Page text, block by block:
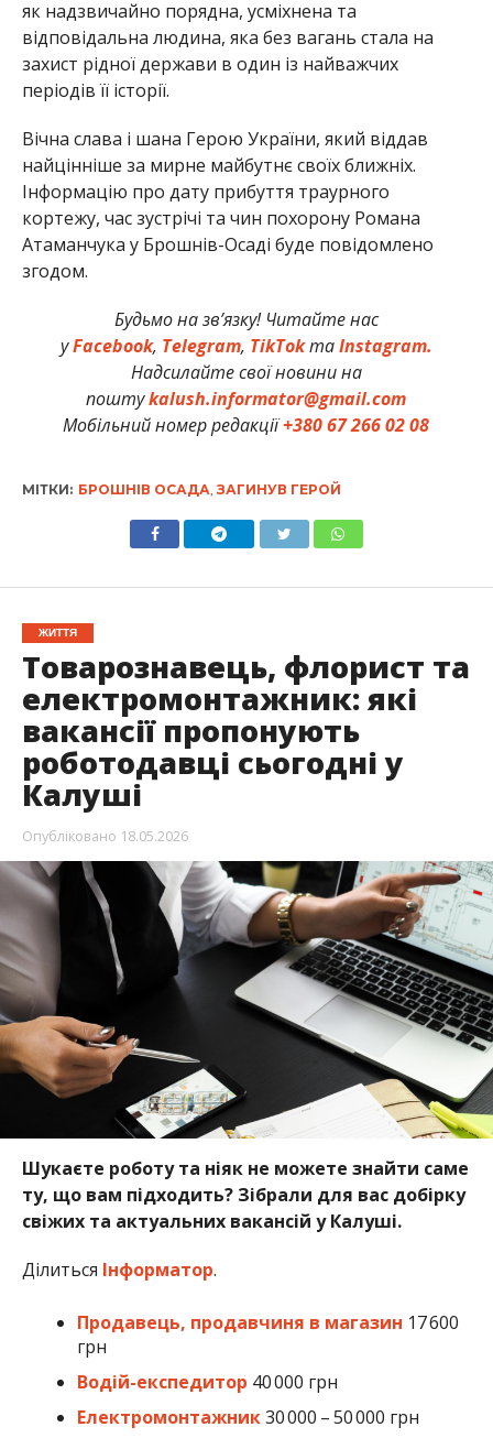
як надзвичайно порядна, усміхнена та
відповідальна людина, яка без вагань стала на
захист рідної держави в один із найважчих
періодів її історії.
Вічна слава і шана Герою України, який віддав
найцінніше за мирне майбутнє своїх ближніх.
Інформацію про дату прибуття траурного
кортежу, час зустрічі та чин похорону Романа
Атаманчука у Брошнів-Осаді буде повідомлено
згодом.
Будьмо на зв’язку! Читайте нас
уFacebook, Telegram, TikTokтаInstagram.
Надсилайте свої новини на
поштуkalush.informator@gmail.com
Мобільний номер редакції+380 67 266 02 08
МІТКИ: БРОШНІВ ОСАДА ЗАГИНУВ ГЕРОЙ
ЖИТТЯ
Товарознавець, флорист та
електромонтажник: які
вакансії пропонують
роботодавці сьогодні у
Калуші
Опубліковано 18.05.2026
Шукаєте роботу та ніяк не можете знайти саме
ту, що вам підходить? Зібрали для вас добірку
свіжих та актуальних вакансій у Калуші.
Ділиться Інформатор.
Продавець, продавчиня в магазин 17 600
грн
Водій-експедитор 40 000 грн
Електромонтажник30 000 – 50 000 грн